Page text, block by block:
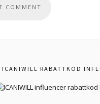
ICANIWILL RABATTKOD